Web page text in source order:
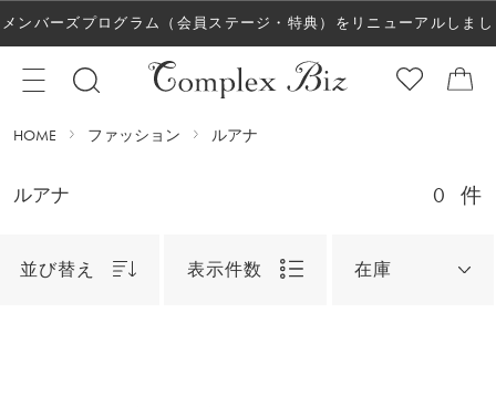
メンバーズプログラム（会員ステージ・特典）をリニューアルしまし
た！
HOME ファッション ルアナ
ルアナ 0 件
並び替え 表示件数 在庫